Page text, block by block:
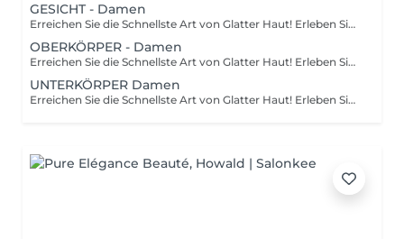
GESICHT - Damen
Erreichen Sie die Schnellste Art von Glatter Haut! Erleben Sie die Vorteile der dauerhaften Haarentfernung mit unserer fortschrittlichen Lichttechnologie, die effektiv die Haarfollikel anvisiert. Unsere Laserfunktionen: Neueste Technologie: neues Modell 2022 Vielseitige Behandlung: 3-in-1-System: Diodenlaser, Alexandrit und NdYag Zertifizierte Sicherheit: vollständig in der EU zertifiziert Sichtbare Ergebnisse: deutliche Effekte nach Ihrer ersten Sitzung Vollständige Transformation: endergebnisse nach 6-8 Behandlungen Für Alle Geeignet: eignet sich für alle Haut- und Haartypen, außer grauem Haar Komfort steht an erster Stelle: ausgestattet mit einem Kühlsystem für ein schmerzfreies Erlebnis Wie funktioniert die Haarentfernung mit Laser? Vorbereitung: ihre Haut wird gründlich gereinigt. Gel-Anwendung: ein spezielles Gel wird aufgetragen, um die Behandlung zu verbessern. Laserbehandlung: der Laser wird auf die behandelte Stelle angewendet. Beruhigender Abschluss: eine beruhigende Creme wird nach der Behandlung aufgetragen. Altersempfehlungen: am besten geeignet für Personen ab 16-18 Jahren. Nachbehandlungs-Tipps: um optimale Ergebnisse zu gewährleisten, vermeiden Sie bitte eine Sonnenexposition eine Woche vor und nach dem Eingriff. Behandlungsfrequenz: die Sitzungen werden alle 4-8 Wochen empfohlen, insgesamt 6-10 Behandlungen je nach Bereich.
OBERKÖRPER - Damen
Erreichen Sie die Schnellste Art von Glatter Haut! Erleben Sie die Vorteile der dauerhaften Haarentfernung mit unserer fortschrittlichen Lichttechnologie, die effektiv die Haarfollikel anvisiert. Unsere Laserfunktionen: Neueste Technologie: neues Modell 2022 Vielseitige Behandlung: 3-in-1-System: Diodenlaser, Alexandrit und NdYag Zertifizierte Sicherheit: vollständig in der EU zertifiziert Sichtbare Ergebnisse: deutliche Effekte nach Ihrer ersten Sitzung Vollständige Transformation: endergebnisse nach 6-8 Behandlungen Für Alle Geeignet: eignet sich für alle Haut- und Haartypen, außer grauem Haar Komfort steht an erster Stelle: ausgestattet mit einem Kühlsystem für ein schmerzfreies Erlebnis Wie funktioniert die Haarentfernung mit Laser? Vorbereitung: ihre Haut wird gründlich gereinigt. Gel-Anwendung: ein spezielles Gel wird aufgetragen, um die Behandlung zu verbessern. Laserbehandlung: der Laser wird auf die behandelte Stelle angewendet. Beruhigender Abschluss: eine beruhigende Creme wird nach der Behandlung aufgetragen. Altersempfehlungen: am besten geeignet für Personen ab 16-18 Jahren. Nachbehandlungs-Tipps: um optimale Ergebnisse zu gewährleisten, vermeiden Sie bitte eine Sonnenexposition eine Woche vor und nach dem Eingriff. Behandlungsfrequenz: die Sitzungen werden alle 4-8 Wochen empfohlen, insgesamt 6-10 Behandlungen je nach Bereich.
UNTERKÖRPER Damen
Erreichen Sie die Schnellste Art von Glatter Haut! Erleben Sie die Vorteile der dauerhaften Haarentfernung mit unserer fortschrittlichen Lichttechnologie, die effektiv die Haarfollikel anvisiert. Unsere Laserfunktionen: Neueste Technologie: neues Modell 2022 Vielseitige Behandlung: 3-in-1-System: Diodenlaser, Alexandrit und NdYag Zertifizierte Sicherheit: vollständig in der EU zertifiziert Sichtbare Ergebnisse: deutliche Effekte nach Ihrer ersten Sitzung Vollständige Transformation: endergebnisse nach 6-8 Behandlungen Für Alle Geeignet: eignet sich für alle Haut- und Haartypen, außer grauem Haar Komfort steht an erster Stelle: ausgestattet mit einem Kühlsystem für ein schmerzfreies Erlebnis Wie funktioniert die Haarentfernung mit Laser? Vorbereitung: ihre Haut wird gründlich gereinigt. Gel-Anwendung: ein spezielles Gel wird aufgetragen, um die Behandlung zu verbessern. Laserbehandlung: der Laser wird auf die behandelte Stelle angewendet. Beruhigender Abschluss: eine beruhigende Creme wird nach der Behandlung aufgetragen. Altersempfehlungen: am besten geeignet für Personen ab 16-18 Jahren. Nachbehandlungs-Tipps: um optimale Ergebnisse zu gewährleisten, vermeiden Sie bitte eine Sonnenexposition eine Woche vor und nach dem Eingriff. Behandlungsfrequenz: die Sitzungen werden alle 4-8 Wochen empfohlen, insgesamt 6-10 Behandlungen je nach Bereich.